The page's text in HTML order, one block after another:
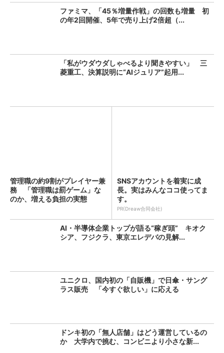
ファミマ、「45％増量作戦」の回数も増量 初
の年2回開催、5年で売り上げ2倍超（...
「私がウダウダしゃべるより聞きやすい」 三
菱重工、決算説明に“AIジュリア”起用...
管理職の約9割がプレイヤー兼
務 「管理職は罰ゲーム」な
のか、増える負担の実態
SNSアカウントを着実に成
長。実はみんなココ使ってま
す。
PR(Dreaw合同会社)
AI・半導体企業トップが語る“稼ぎ頭” キオク
シア、フジクラ、東京エレデバの見解...
ユニクロ、国内初の「自販機」で日傘・サング
ラス販売 「今すぐ欲しい」に応える
ドンキ初の「無人店舗」はどう運営しているの
か 大学内で挑む、コンビニより小さな新...